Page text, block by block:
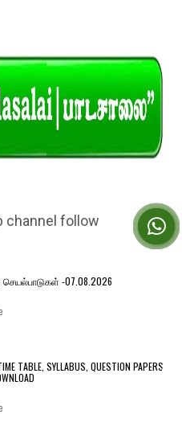
channel follow
செயல்பாடுகள் -07.08.2026
TABLE, SYLLABUS, QUESTION PAPERS